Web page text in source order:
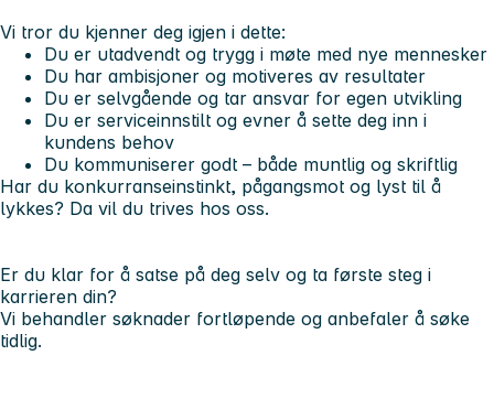
Vi tror du kjenner deg igjen i dette:
Du er utadvendt og trygg i møte med nye mennesker
Du har ambisjoner og motiveres av resultater
Du er selvgående og tar ansvar for egen utvikling
Du er serviceinnstilt og evner å sette deg inn i
kundens behov
Du kommuniserer godt – både muntlig og skriftlig
Har du konkurranseinstinkt, pågangsmot og lyst til å
lykkes? Da vil du trives hos oss.
Er du klar for å satse på deg selv og ta første steg i
karrieren din?
Vi behandler søknader fortløpende og anbefaler å søke
tidlig.